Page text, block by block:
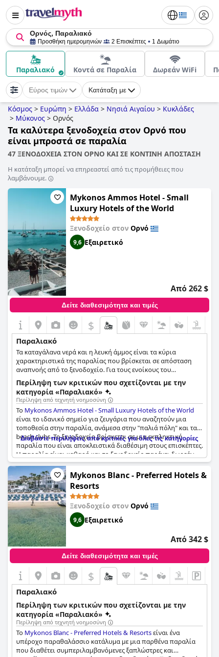
Ορνός, Παραλιακό
Προσθήκη ημερομηνιών 2 Επισκέπτες 1 Δωμάτιο
Παραλιακό Κοντά σε Παραλία Δωρεάν WiFi
Εύρος τιμών Κατάταξη με
Κόσμος > Ευρώπη > Ελλάδα > Νησιά Αιγαίου > Κυκλάδες
> Μύκονος > Ορνός
Τα καλύτερα ξενοδοχεία στον Ορνό που
είναι μπροστά σε παραλία
47 ΞΕΝΟΔΟΧΕΙΑ ΣΤΟΝ ΟΡΝΟ ΚΑΙ ΣΕ ΚΟΝΤΙΝΗ ΑΠΟΣΤΑΣΗ
Η κατάταξη μπορεί να επηρεαστεί από τις προμήθειες που
λαμβάνουμε.
Mykonos Ammos Hotel - Small
Luxury Hotels of the World
Ξενοδοχείο στον Ορνό
9,6 Εξαιρετικό
Από 262 $
Δείτε διαθεσιμότητα και τιμές
$
Παραλιακό
Τα καταγάλανα νερά και η λευκή άμμος είναι τα κύρια
χαρακτηριστικά της παραλίας που βρίσκεται σε απόσταση
αναπνοής από το ξενοδοχείο. Για τους ενοίκους του
ξενοδοχείου υπάρχει η δυνατότητα call service για
ξαπλώστρες ενώ παρέχονται και πετσέτες παραλίας.
Περίληψη των κριτικών που σχετίζονται με την
κατηγορία «Παραλιακό»
Περίληψη από τεχνητή νοημοσύνη
Το Mykonos Ammos Hotel - Small Luxury Hotels of the World
είναι το ιδανικό σημείο για ζευγάρια που αναζητούν μια
τοποθεσία στην παραλία, ανάμεσα στην "παλιά πόλη" και τα
beach clubs. Το ξενοδοχείο βρίσκεται σε μια εκπληκτική
παραλία που είναι αποκλειστικά διαθέσιμη στους επισκέπτες.
Η παραλία είναι καθαρή και το ξενοδοχείο παρέχει δωρεάν
νερό, πιατέλες με φρούτα και εξοπλισμό παραλίας, όπως
ξαπλώστρες, πετσέτες και ομπρέλες. Το ακίνητο είναι όμορφο
και τα δωμάτια είναι υπέροχα, ενώ ορισμένα από αυτά
προσφέρουν άμεση πρόσβαση στην παραλία. Το ξενοδοχείο
είναι ήσυχο και ιδιωτικό, καθιστώντας το ιδανικό για μια
ρομαντική απόδραση. Η τοποθεσία ακριβώς στην παραλία
είναι απίστευτη με εκπληκτική θέα στον ωκεανό. Παρόλο που
θα μπορούσαν να υπάρχουν περισσότερες διαδρομές με τα
πόδια για να εξερευνήσετε την περιοχή, το ξενοδοχείο
παρέχει μια τέλεια βάση για αξέχαστες διακοπές. Συνολικά, το
Mykonos Ammos Hotel συνιστάται ανεπιφύλακτα για όσους
επιθυμούν να χαλαρώσουν σε μια από τις ωραιότερες
ιδιωτικές παραλίες του νησιού.
Διαβάστε περιλήψεις από κριτικές για όλες τις κατηγορίες
Mykonos Blanc - Preferred Hotels &
Resorts
Ξενοδοχείο στον Ορνό
9,6 Εξαιρετικό
Από 342 $
Δείτε διαθεσιμότητα και τιμές
$
Παραλιακό
Περίληψη των κριτικών που σχετίζονται με την
κατηγορία «Παραλιακό»
Περίληψη από τεχνητή νοημοσύνη
Το Mykonos Blanc - Preferred Hotels & Resortsείναι ένα
υπέροχο παραθαλάσσιο κατάλυμα με μια παρθένα παραλία
που διαθέτει συμπεριλαμβανόμενες ξαπλώστρες και